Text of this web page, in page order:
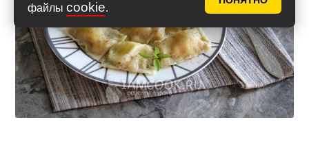
файлы cookie.